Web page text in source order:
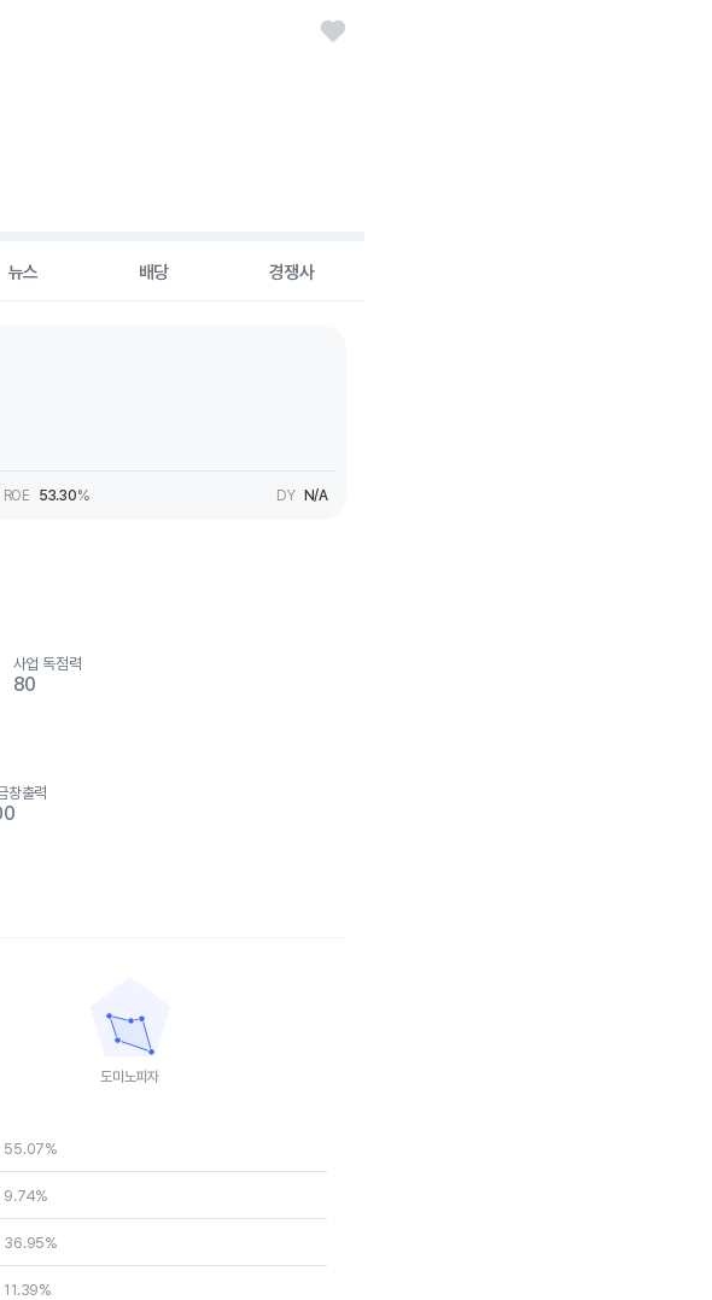
뉴스 배당 경쟁사
ROE 53.30% DY N/A
사업 독점력
80
창출력
to 85.
categories.
values. Data ranges from 35 to 90.
The chart has 1 Y axis displaying values. Data ranges from 5 to 100.
도미노피자
55.07%
9.74%
36.95%
11.39%